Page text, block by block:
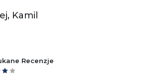
Kamil
Recenzje